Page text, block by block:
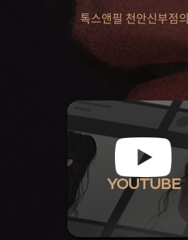
톡스앤필 천안신부점
YOUTUBE